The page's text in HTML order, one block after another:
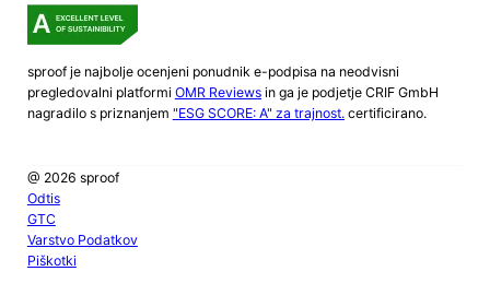
sproof je najbolje ocenjeni ponudnik e-podpisa na neodvisni
pregledovalni platformi OMR Reviewsin ga je podjetje CRIF GmbH
nagradilo s priznanjem "ESG SCORE: A" za trajnost.certificirano.
@ 2026 sproof
Odtis
GTC
Varstvo Podatkov
Piškotki